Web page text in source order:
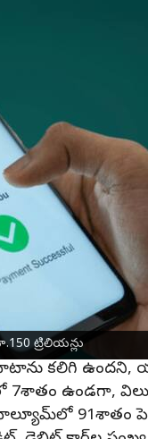
ట్రిలియన్లు
యూపీఐ
ద్వారా చెల్లింపులు
మొబైల్,
లీడర్ అయిన
(పీ2పీ)
వాటాతో
91శాతం
కలిగి
ఉండగా,
91శాతం